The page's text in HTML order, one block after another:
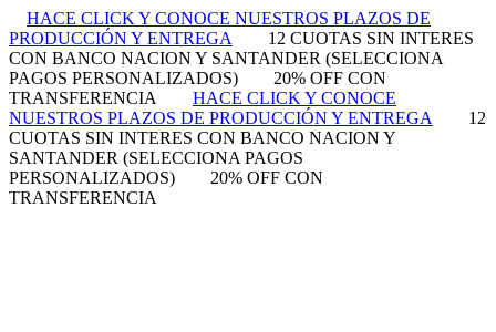
HACE CLICK Y CONOCE NUESTROS PLAZOS DE
PRODUCCIÓN Y ENTREGA
12 CUOTAS SIN INTERES
CON BANCO NACION Y SANTANDER (SELECCIONA
PAGOS PERSONALIZADOS)
20% OFF CON
TRANSFERENCIA
HACE CLICK Y CONOCE
NUESTROS PLAZOS DE PRODUCCIÓN Y ENTREGA
12
CUOTAS SIN INTERES CON BANCO NACION Y
SANTANDER (SELECCIONA PAGOS
PERSONALIZADOS)
20% OFF CON
TRANSFERENCIA